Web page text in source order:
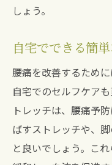
しょう。
自宅でできる簡
腰痛を改善するため
自宅でのセルフケア
トレッチは、腰痛予
ばすストレッチや、
と良いでしょう。こ